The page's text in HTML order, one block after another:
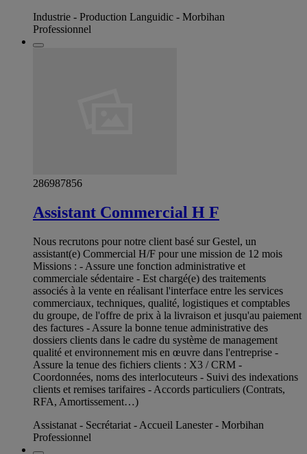
Industrie - Production Languidic - Morbihan
Professionnel
286987856
Assistant Commercial H F
Nous recrutons pour notre client basé sur Gestel, un
assistant(e) Commercial H/F pour une mission de 12 mois
Missions : - Assure une fonction administrative et
commerciale sédentaire - Est chargé(e) des traitements
associés à la vente en réalisant l'interface entre les services
commerciaux, techniques, qualité, logistiques et comptables
du groupe, de l'offre de prix à la livraison et jusqu'au paiement
des factures - Assure la bonne tenue administrative des
dossiers clients dans le cadre du système de management
qualité et environnement mis en œuvre dans l'entreprise -
Assure la tenue des fichiers clients : X3 / CRM -
Coordonnées, noms des interlocuteurs - Suivi des indexations
clients et remises tarifaires - Accords particuliers (Contrats,
RFA, Amortissement…)
Assistanat - Secrétariat - Accueil Lanester - Morbihan
Professionnel